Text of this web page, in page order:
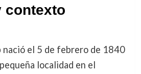
contexto
nació el 5 de febrero de 1840
localidad en el